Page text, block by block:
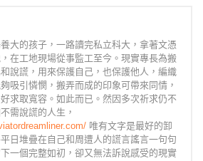
大的孩子，一路讀完私立科大，拿著文憑
在工地現場從事監工至今。現實專長為搬
說謊，用來保護自己，也保護他人，編織
吸引憐憫，搬弄而成的印象可帶來同情，
求取寬容。如此而已。然因多次祈求仍不
需說謊的人生，
唯有文字是最好的卸
日堆疊在自己和周遭人的謊言謠言一句句
一個完整如初，卻又無法訴說感受的現實